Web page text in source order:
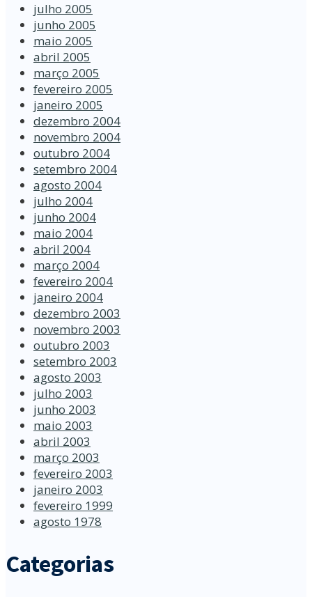
julho 2005
junho 2005
maio 2005
abril 2005
março 2005
fevereiro 2005
janeiro 2005
dezembro 2004
novembro 2004
outubro 2004
setembro 2004
agosto 2004
julho 2004
junho 2004
maio 2004
abril 2004
março 2004
fevereiro 2004
janeiro 2004
dezembro 2003
novembro 2003
outubro 2003
setembro 2003
agosto 2003
julho 2003
junho 2003
maio 2003
abril 2003
março 2003
fevereiro 2003
janeiro 2003
fevereiro 1999
agosto 1978
Categorias